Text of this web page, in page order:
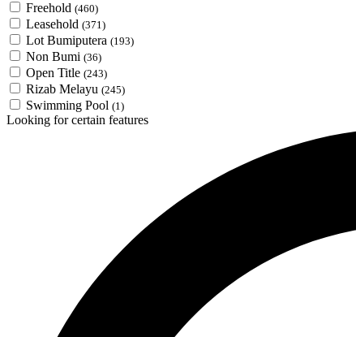
Freehold (460)
Leasehold (371)
Lot Bumiputera (193)
Non Bumi (36)
Open Title (243)
Rizab Melayu (245)
Swimming Pool (1)
Looking for certain features